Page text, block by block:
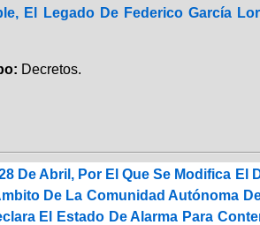
El Legado De Federico García
Decretos.
De Abril, Por El Que Se Modifica El
De La Comunidad Autónoma
El Estado De Alarma Para